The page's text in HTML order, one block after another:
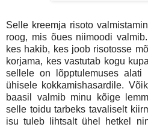
Selle kreemja risoto
roog, mis õues niimoodi
kes hakib, kes joob risotosse
korjama, kes vastutab kogu
sellele on lõpptulemuses
ühisele kokkamishasardile.
baasil valmib minu kõige
selle toidu tarbeks tavaliselt
isu tuleb lihtsalt ühel hetkel